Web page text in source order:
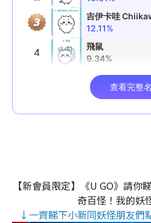
【新會員限定】《U GO》請你
奇百怪！我的妖
↓一齊睇下小新同妖怪朋友們